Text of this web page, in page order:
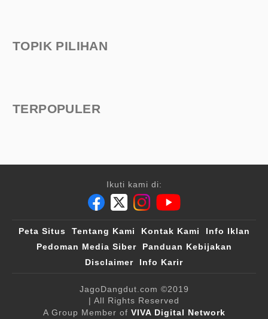
TOPIK PILIHAN
TERPOPULER
Ikuti kami di:
Peta Situs Tentang Kami Kontak Kami
Info Iklan
Pedoman Media Siber
Panduan Kebijakan
Disclaimer
Info Karir
JagoDangdut.com ©2019
| All Rights Reserved
A Group Member of VIVA Digital Network